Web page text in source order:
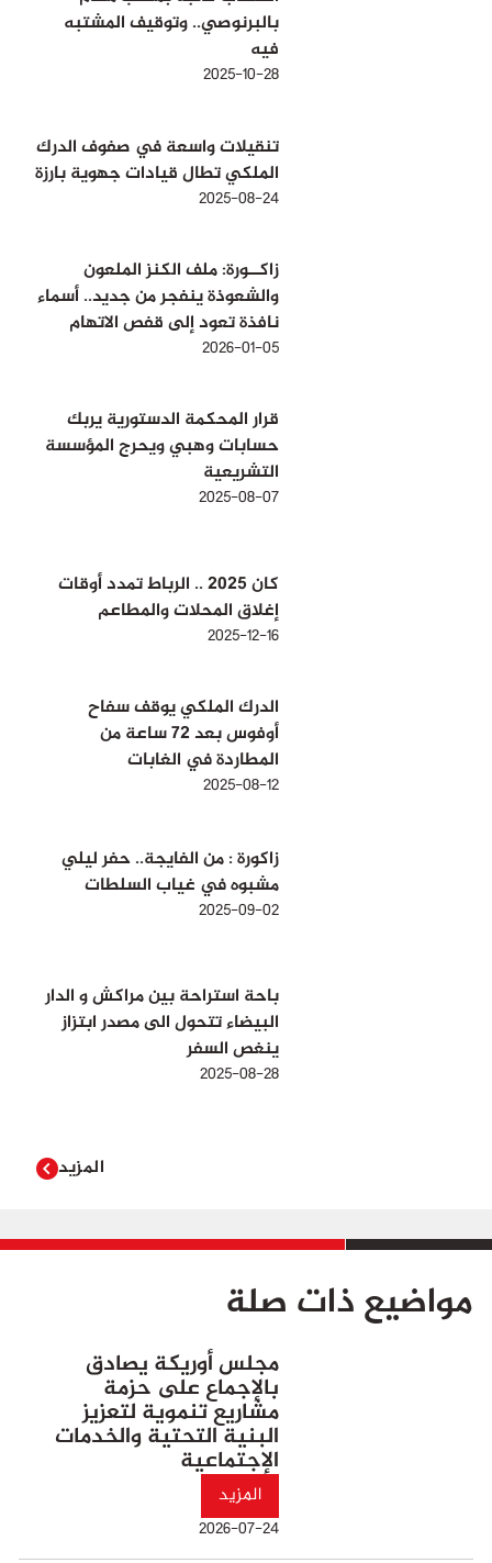
بالبرنوصي.. وتوقيف المشتبه
فيه
2025-10-28
تنقيلات واسعة في صفوف الدرك
الملكي تطال قيادات جهوية بارزة
2025-08-24
زاكــورة: ملف الكنز الملعون
والشعوذة ينفجر من جديد.. أسماء
نافذة تعود إلى قفص الاتهام
2026-01-05
قرار المحكمة الدستورية يربك
حسابات وهبي ويحرج المؤسسة
التشريعية
2025-08-07
كان 2025 .. الرباط تمدد أوقات
إغلاق المحلات والمطاعم
2025-12-16
الدرك الملكي يوقف سفاح
أوفوس بعد 72 ساعة من
المطاردة في الغابات
2025-08-12
زاكورة : من الفايجة.. حفر ليلي
مشبوه في غياب السلطات
2025-09-02
باحة استراحة بين مراكش و الدار
البيضاء تتحول الى مصدر ابتزاز
ينغص السفر
2025-08-28
المزيد
مواضيع ذات صلة
مجلس أوريكة يصادق
بالإجماع على حزمة
مشاريع تنموية لتعزيز
البنية التحتية والخدمات
الإجتماعية
المزيد
2026-07-24